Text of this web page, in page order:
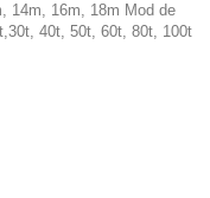
14m, 16m, 18m Mod de
40t, 50t, 60t, 80t, 100t